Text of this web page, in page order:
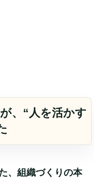
、“人を活かす
、組織づくりの本